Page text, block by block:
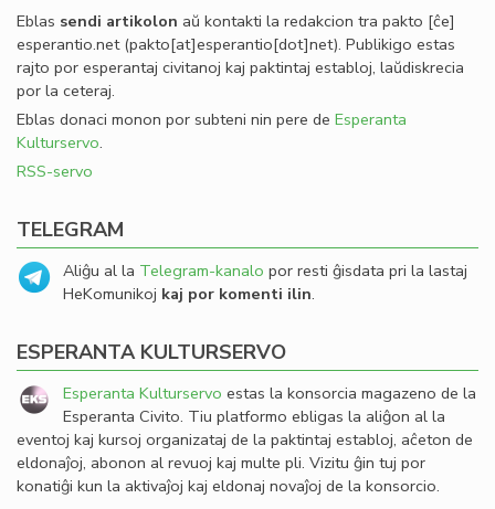
Eblas sendi artikolon aŭ kontakti la redakcion tra pakto [ĉe]
esperantio.net(pakto[at]esperantio[dot]net). Publikigo estas
rajto por esperantaj civitanoj kaj paktintaj establoj, laŭdiskrecia
por la ceteraj.
Eblas donaci monon por subteni nin pere de Esperanta
Kulturservo.
RSS-servo
TELEGRAM
Aliĝu al la Telegram-kanalo por resti ĝisdata pri la lastaj
HeKomunikoj kaj por komenti ilin.
ESPERANTA KULTURSERVO
Esperanta Kulturservo estas la konsorcia magazeno de la
Esperanta Civito. Tiu platformo ebligas la aliĝon al la
eventoj kaj kursoj organizataj de la paktintaj establoj, aĉeton de
eldonaĵoj, abonon al revuoj kaj multe pli. Vizitu ĝin tuj por
konatiĝi kun la aktivaĵoj kaj eldonaj novaĵoj de la konsorcio.